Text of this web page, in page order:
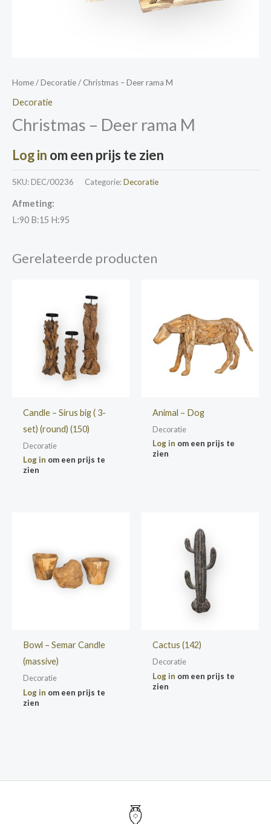
Home/Decoratie/ Christmas – Deer rama M
Decoratie
Christmas – Deer rama M
Log in om een prijs te zien
SKU: DEC/00236 Categorie:Decoratie
Afmeting:
L:90 B:15 H:95
Gerelateerde producten
Candle – Sirus big ( 3-
set) (round) (150)
Decoratie
Log in om een prijs te
zien
Animal – Dog
Decoratie
Log in om een prijs te
zien
Bowl – Semar Candle
(massive)
Decoratie
Log in om een prijs te
zien
Cactus (142)
Decoratie
Log in om een prijs te
zien